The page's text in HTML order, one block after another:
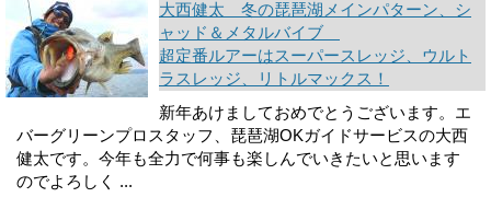
大西健太 冬の琵琶湖メインパターン、シ
ャッド＆メタルバイブ
超定番ルアーはスーパースレッジ、ウルト
ラスレッジ、リトルマックス！
新年あけましておめでとうございます。エ
バーグリーンプロスタッフ、琵琶湖OKガイドサービスの大西
健太です。今年も全力で何事も楽しんでいきたいと思います
のでよろしく ...